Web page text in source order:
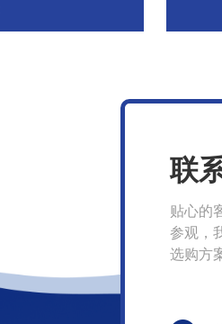
联
贴心的
参观，
选购方